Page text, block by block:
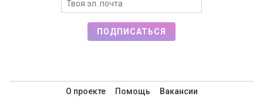
ПОДПИСАТЬСЯ
О проекте Помощь
Вакансии